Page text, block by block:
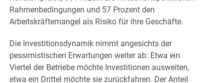
Rahmenbedingungen und 57 Prozent den
Arbeitskräftemangel als Risiko für ihre Geschäfte.
Die Investitionsdynamik nimmt angesichts der
pessimistischen Erwartungen weiter ab: Etwa ein
Viertel der Betriebe möchte Investitionen ausweiten,
etwa ein Drittel möchte sie zurückfahren. Der Anteil